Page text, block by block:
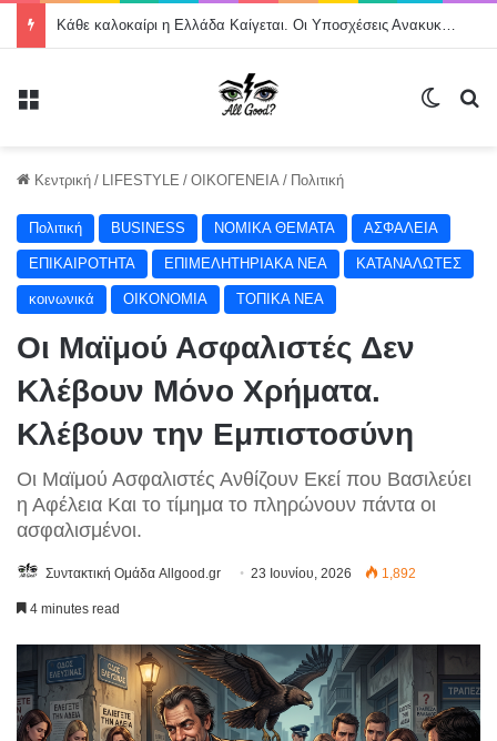
Κάθε καλοκαίρι η Ελλάδα Καίγεται. Οι Υποσχέσεις Ανακυκλώνονται. Οι Πληγές Μένουν.
Κεντρική / LIFESTYLE / ΟΙΚΟΓΕΝΕΙΑ / Πολιτική
Πολιτική BUSINESS NOMIKA ΘΕΜΑΤΑ ΑΣΦΑΛΕΙΑ
ΕΠΙΚΑΙΡΟΤΗΤΑ ΕΠΙΜΕΛΗΤΗΡΙΑΚΑ ΝΕΑ ΚΑΤΑΝΑΛΩΤΕΣ
κοινωνικά ΟΙΚΟΝΟΜΙΑ ΤΟΠΙΚΑ ΝΕΑ
Οι Μαϊμού Ασφαλιστές Δεν
Κλέβουν Μόνο Χρήματα.
Κλέβουν την Εμπιστοσύνη
Οι Μαϊμού Ασφαλιστές Ανθίζουν Εκεί που Βασιλεύει
η Αφέλεια Και το τίμημα το πληρώνουν πάντα οι
ασφαλισμένοι.
Συντακτική Ομάδα Allgood.gr 23 Ιουνίου, 2026 1,892
4 minutes read